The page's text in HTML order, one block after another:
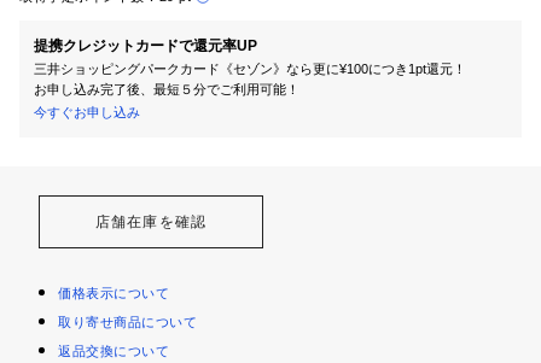
提携クレジットカードで還元率UP
三井ショッピングパークカード《セゾン》なら更に¥100につき1pt還元！
お申し込み完了後、最短５分でご利用可能！
今すぐお申し込み
店舗在庫を確認
価格表示について
取り寄せ商品について
返品交換について